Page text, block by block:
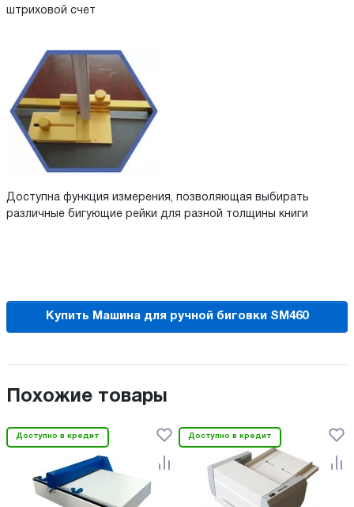
штриховой счет
Доступна функция измерения, позволяющая выбирать
различные бигующие рейки для разной толщины книги
Купить Машина для ручной биговки SM460
Похожие товары
Доступно в кредит Доступно в кредит